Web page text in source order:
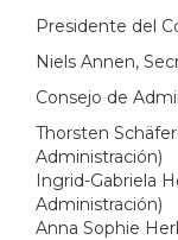
Presidente del
Niels Annen,
Consejo de
Thorsten
Administración)
Ingrid-Gabriela
Administración)
Anna Sophie